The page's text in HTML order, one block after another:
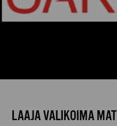
LAAJA VALIKOIMA